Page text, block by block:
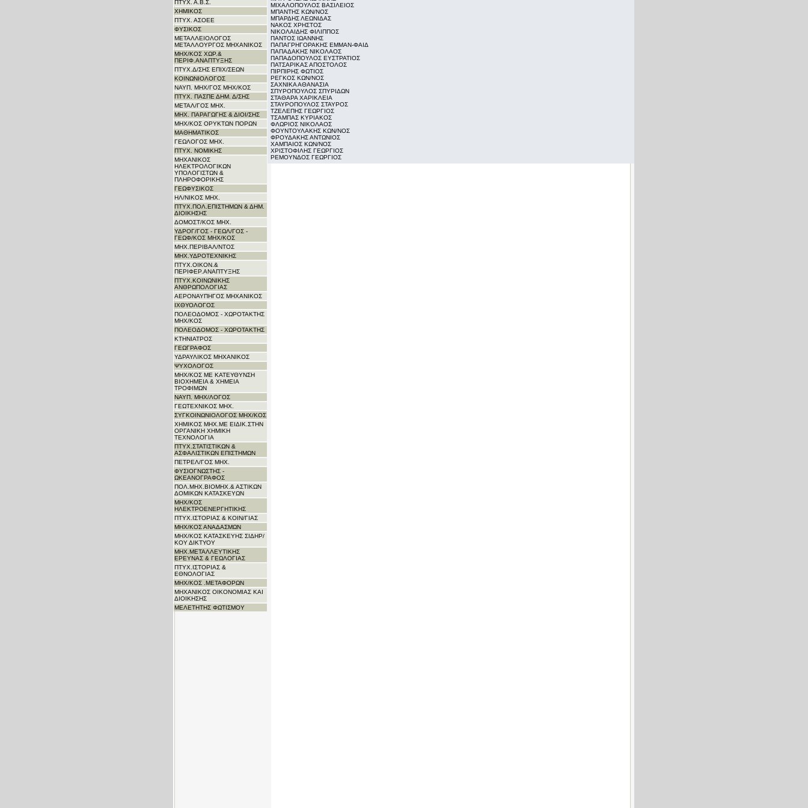
ΠΤΥΧ. Α.Β.Σ.
ΧΗΜΙΚΟΣ
ΠΤΥΧ. ΑΣΟΕΕ
ΦΥΣΙΚΟΣ
ΜΕΤΑΛΛΕΙΟΛΟΓΟΣ
ΜΕΤΑΛΛΟΥΡΓΟΣ ΜΗΧΑΝΙΚΟΣ
ΜΗΧ/ΚΟΣ ΧΩΡ.&
ΠΕΡΙΦ.ΑΝΑΠΤΥΞΗΣ
ΠΤΥΧ.Δ/ΣΗΣ ΕΠΙΧ/ΣΕΩΝ
ΚΟΙΝΩΝΙΟΛΟΓΟΣ
ΝΑΥΠ. ΜΗΧ/ΓΟΣ ΜΗΧ/KΟΣ
ΠΤΥΧ. ΠΑΣΠΕ ΔΗΜ. Δ/ΣΗΣ
ΜΕΤΑΛ/ΓΟΣ ΜΗΧ.
ΜΗΧ. ΠΑΡΑΓΩΓΗΣ & ΔΙΟΙ/ΣΗΣ
ΜΗΧ/ΚΟΣ ΟΡΥΚΤΩΝ ΠΟΡΩΝ
ΜΑΘΗΜΑΤΙΚΟΣ
ΓΕΩΛΟΓΟΣ ΜΗΧ.
ΠΤΥΧ. ΝΟΜΙΚΗΣ
ΜΗΧΑΝΙΚΟΣ
ΗΛΕΚΤΡΟΛΟΓΙΚΩΝ
ΥΠΟΛΟΓΙΣΤΩΝ &
ΠΛΗΡΟΦΟΡΙΚΗΣ
ΓΕΩΦΥΣΙΚΟΣ
ΗΛ/ΝΙΚΟΣ ΜΗΧ.
ΠΤΥΧ.ΠΟΛ.ΕΠΙΣΤΗΜΩΝ & ΔΗΜ.
ΔΙΟΙΚΗΣΗΣ
ΔΟΜΟΣΤ/ΚΟΣ ΜΗΧ.
ΥΔΡΟΓ/ΓΟΣ - ΓΕΩΛ/ΓΟΣ -
ΓΕΩΦ/ΚΟΣ ΜΗΧ/ΚΟΣ
ΜΗΧ.ΠΕΡΙΒΑΛ/ΝΤΟΣ
ΜΗΧ.ΥΔΡΟΤΕΧΝΙΚΗΣ
ΠΤΥΧ.ΟΙΚΟΝ.&
ΠΕΡΙΦΕΡ.ΑΝΑΠΤΥΞΗΣ
ΠΤΥΧ.ΚΟΙΝΩΝΙΚΗΣ
ΑΝΘΡΩΠΟΛΟΓΙΑΣ
ΑΕΡΟΝΑΥΠΗΓΟΣ ΜΗΧΑΝΙΚΟΣ
ΙΧΘΥΟΛΟΓΟΣ
ΠΟΛΕΟΔΟΜΟΣ - ΧΩΡΟΤΑΚΤΗΣ
ΜΗΧ/ΚΟΣ
ΠΟΛΕΟΔΟΜΟΣ - ΧΩΡΟΤΑΚΤΗΣ
ΚΤΗΝΙΑΤΡΟΣ
ΓΕΩΓΡΑΦΟΣ
ΥΔΡΑΥΛΙΚΟΣ ΜΗΧΑΝΙΚΟΣ
ΨΥΧΟΛΟΓΟΣ
ΜΗΧ/ΚΟΣ ΜΕ ΚΑΤΕΥΘΥΝΣΗ
ΒΙΟΧΗΜΕΙΑ & ΧΗΜΕΙΑ
ΤΡΟΦΙΜΩΝ
ΝΑΥΠ. ΜΗΧ/ΛΟΓΟΣ
ΓΕΩΤΕΧΝΙΚΟΣ ΜΗΧ.
ΣΥΓΚΟΙΝΩΝΙΟΛΟΓΟΣ ΜΗΧ/ΚΟΣ
ΧΗΜΙΚΟΣ ΜΗΧ.ΜΕ ΕΙΔΙΚ.ΣΤΗΝ
ΟΡΓΑΝΙΚΗ ΧΗΜΙΚΗ
ΤΕΧΝΟΛΟΓΙΑ
ΠΤΥΧ.ΣΤΑΤΙΣΤΙΚΩΝ &
ΑΣΦΑΛΙΣΤΙΚΩΝ ΕΠΙΣΤΗΜΩΝ
ΠΕΤΡΕΛ/ΓΟΣ ΜΗΧ.
ΦΥΣΙΟΓΝΩΣΤΗΣ -
ΩΚΕΑΝΟΓΡΑΦΟΣ
ΠΟΛ.ΜΗΧ.ΒΙΟΜΗΧ.& ΑΣΤΙΚΩΝ
ΔΟΜΙΚΩΝ ΚΑΤΑΣΚΕΥΩΝ
ΜΗΧ/ΚΟΣ
ΗΛΕΚΤΡΟΕΝΕΡΓΗΤΙΚΗΣ
ΠΤΥΧ.ΙΣΤΟΡΙΑΣ & ΚΟΙΝ/ΓΙΑΣ
ΜΗΧ/ΚΟΣ ΑΝΑΔΑΣΜΩΝ
ΜΗΧ/ΚΟΣ ΚΑΤΑΣΚΕΥΗΣ ΣΙΔΗΡ/
ΚΟΥ ΔΙΚΤΥΟΥ
ΜΗΧ.ΜΕΤΑΛΛΕΥΤΙΚΗΣ
ΕΡΕΥΝΑΣ & ΓΕΩΛΟΓΙΑΣ
ΠΤΥΧ.ΙΣΤΟΡΙΑΣ &
ΕΘΝΟΛΟΓΙΑΣ
ΜΗΧ/ΚΟΣ .ΜΕΤΑΦΟΡΩΝ
ΜΗΧΑΝΙΚΟΣ ΟΙΚΟΝΟΜΙΑΣ ΚΑΙ
ΔΙΟΙΚΗΣΗΣ
ΜΕΛΕΤΗΤΗΣ ΦΩΤΙΣΜΟΥ
ΜΙΧΑΛΟΠΟΥΛΟΣ ΒΑΣΙΛΕΙΟΣ
ΜΠΑΝΤΗΣ ΚΩΝ/ΝΟΣ
ΜΠΑΡΔΗΣ ΛΕΩΝΙΔΑΣ
ΝΑΚΟΣ ΧΡΗΣΤΟΣ
ΝΙΚΟΛΑΙΔΗΣ ΦΙΛΙΠΠΟΣ
ΠΑΝΤΟΣ ΙΩΑΝΝΗΣ
ΠΑΠΑΓΡΗΓΟΡΑΚΗΣ ΕΜΜΑΝ-ΦΑΙΔ
ΠΑΠΑΔΑΚΗΣ ΝΙΚΟΛΑΟΣ
ΠΑΠΑΔΟΠΟΥΛΟΣ ΕΥΣΤΡΑΤΙΟΣ
ΠΑΤΣΑΡΙΚΑΣ ΑΠΟΣΤΟΛΟΣ
ΠΙΡΠΙΡΗΣ ΦΩΤΙΟΣ
ΡΕΓΚΟΣ ΚΩΝ/ΝΟΣ
ΣΑΧΝΙΚΑ ΑΘΑΝΑΣΙΑ
ΣΠΥΡΟΠΟΥΛΟΣ ΣΠΥΡΙΔΩΝ
ΣΤΑΘΑΡΑ ΧΑΡΙΚΛΕΙΑ
ΣΤΑΥΡΟΠΟΥΛΟΣ ΣΤΑΥΡΟΣ
ΤΖΕΛΕΠΗΣ ΓΕΩΡΓΙΟΣ
ΤΣΑΜΠΑΣ ΚΥΡΙΑΚΟΣ
ΦΛΩΡΙΟΣ ΝΙΚΟΛΑΟΣ
ΦΟΥΝΤΟΥΛΑΚΗΣ ΚΩΝ/ΝΟΣ
ΦΡΟΥΔΑΚΗΣ ΑΝΤΩΝΙΟΣ
ΧΑΜΠΑΙΟΣ ΚΩΝ/ΝΟΣ
ΧΡΙΣΤΟΦΙΛΗΣ ΓΕΩΡΓΙΟΣ
ΡΕΜΟΥΝΔΟΣ ΓΕΩΡΓΙΟΣ